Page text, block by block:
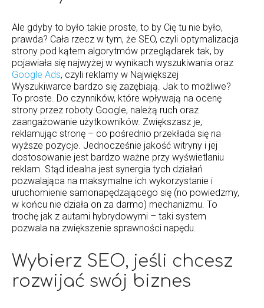
Ale gdyby to było takie proste, to by Cię tu nie było,
prawda? Cała rzecz w tym, że SEO, czyli optymalizacja
strony pod kątem algorytmów przeglądarek tak, by
pojawiała się najwyżej w wynikach wyszukiwania oraz
Google Ads, czyli reklamy w Największej
Wyszukiwarce bardzo się zazębiają. Jak to możliwe?
To proste. Do czynników, które wpływają na ocenę
strony przez roboty Google, należą ruch oraz
zaangażowanie użytkowników. Zwiększasz je,
reklamując stronę – co pośrednio przekłada się na
wyższe pozycje. Jednocześnie jakość witryny i jej
dostosowanie jest bardzo ważne przy wyświetlaniu
reklam. Stąd idealna jest synergia tych działań
pozwalająca na maksymalne ich wykorzystanie i
uruchomienie samonapędzającego się (no powiedzmy,
w końcu nie działa on za darmo) mechanizmu. To
trochę jak z autami hybrydowymi – taki system
pozwala na zwiększenie sprawności napędu.
Wybierz SEO, jeśli chcesz
rozwijać swój biznes